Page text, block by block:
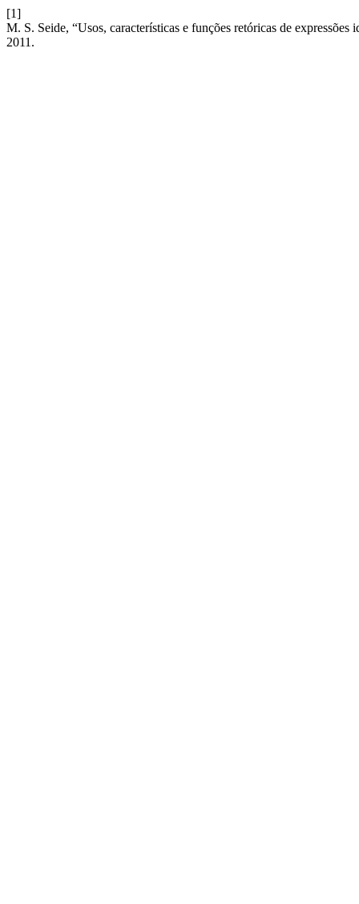
[1]
M. S. Seide, “Usos, características e funções retóricas de
2011.